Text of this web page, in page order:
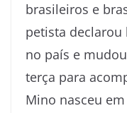
brasileiros e
petista
no país e
terça para
Mino nasceu